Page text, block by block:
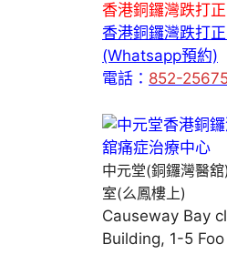
香港銅鑼灣跌打
香港銅鑼灣跌打
(Whatsapp預約)
電話： 852-
中元堂(銅鑼灣醫
室(么鳳樓上)
Causeway Bay
Building, 1-5